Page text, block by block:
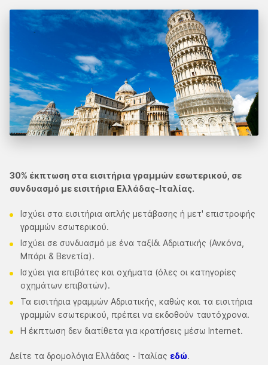
30% έκπτωση στα εισιτήρια γραμμών εσωτερικού, σε
συνδυασμό με εισιτήρια Ελλάδας-Ιταλίας.
Ισχύει στα εισιτήρια απλής μετάβασης ή μετ' επιστροφής
γραμμών εσωτερικού.
Ισχύει σε συνδυασμό με ένα ταξίδι Αδριατικής (Ανκόνα,
Μπάρι & Βενετία).
Ισχύει για επιβάτες και οχήματα (όλες οι κατηγορίες
οχημάτων επιβατών).
Τα εισιτήρια γραμμών Αδριατικής, καθώς και τα εισιτήρια
γραμμών εσωτερικού, πρέπει να εκδοθούν ταυτόχρονα.
Η έκπτωση δεν διατίθετα για κρατήσεις μέσω Internet.
Δείτε τα δρομολόγια Ελλάδας - Ιταλίας εδώ.